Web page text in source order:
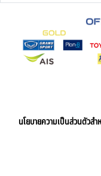
นโยบายความเป็นส่วนตัวส